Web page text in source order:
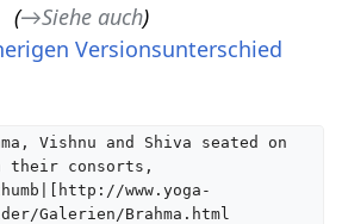
→Siehe auch
Versionsunterschied
Vishnu and Shiva seated on
their consorts,
www.yoga-
Galerien/Brahma.html